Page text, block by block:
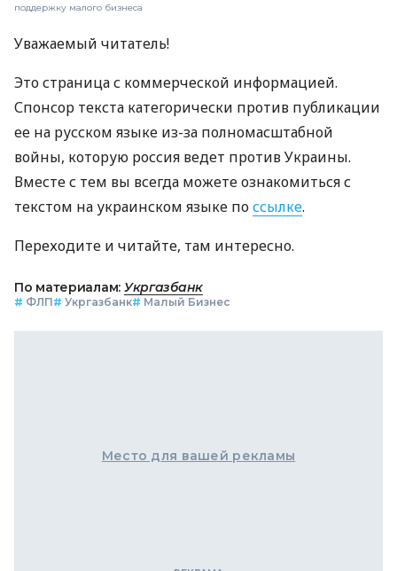
поддержку малого бизнеса
Уважаемый читатель!
Это страница с коммерческой информацией.
Спонсор текста категорически против публикации
ее на русском языке из-за полномасштабной
войны, которую россия ведет против Украины.
Вместе с тем вы всегда можете ознакомиться с
текстом на украинском языке поссылке.
Переходите и читайте, там интересно.
По материалам: Укргазбанк
# ФЛП# Укргазбанк# Малый Бизнес
Место для вашей рекламы